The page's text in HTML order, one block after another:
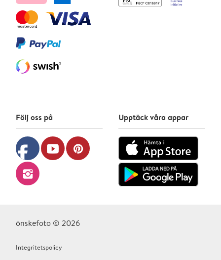
Följ oss på
facebook youtube pinterest
instagram
Upptäck våra appar
önskefoto © 2026
Integritetspolicy